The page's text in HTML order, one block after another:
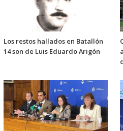
Los restos hallados en Batallón
14 son de Luis Eduardo Arigón